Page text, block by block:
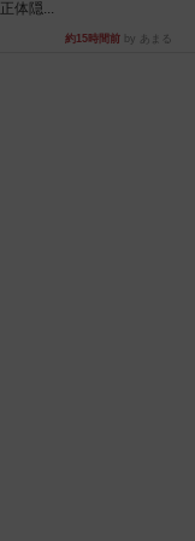
正体隠...
約15時間前by あまる